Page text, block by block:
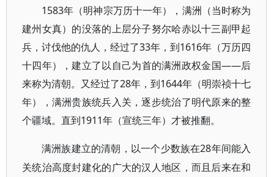
1583年（明神宗万历十一年），满洲（当时称为
建州女真）的没落的上层分子努尔哈赤以十三副甲起
兵，讨伐他的仇人，经过了33年，到1616年（万历四
十四年），建立了以自己为首的满洲政权金国——后
来称为清朝。又经过了28年，到1644年（明崇祯十七
年），满洲贵族统兵入关，逐步统治了明代原来的整
个疆域。直到1911年（宣统三年）才被推翻。
满洲族建立的清朝，以一个少数族在28年间能入
关统治高度封建化的广大的汉人地区，而且后来在和